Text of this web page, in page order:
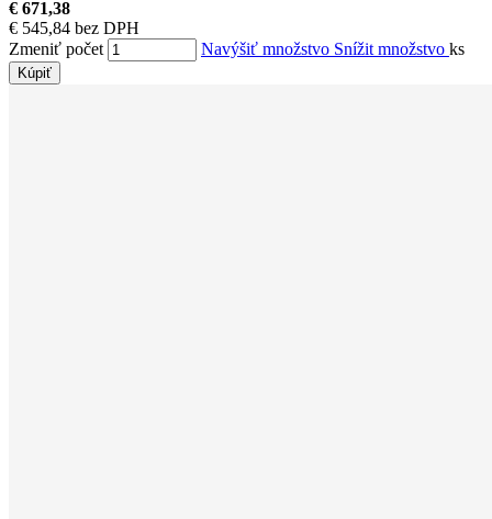
€ 671,38
€ 545,84 bez DPH
Zmeniť počet
Navýšiť množstvo Snížit množstvo ks
Kúpiť